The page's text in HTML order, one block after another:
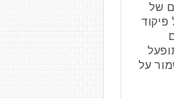
של
פיקוד
על